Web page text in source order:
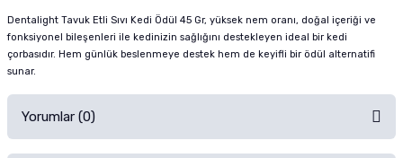
Dentalight Tavuk Etli Sıvı Kedi Ödül 45 Gr, yüksek nem oranı, doğal içeriği ve
fonksiyonel bileşenleri ile kedinizin sağlığını destekleyen ideal bir kedi
çorbasıdır. Hem günlük beslenmeye destek hem de keyifli bir ödül alternatifi
sunar.
Yorumlar (0)